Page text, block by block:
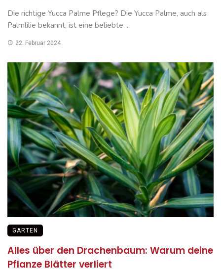
Die richtige Yucca Palme Pflege? Die Yucca Palme, auch als
Palmlilie bekannt, ist eine beliebte ...
22. Februar 2024
GARTEN
Alles über den Drachenbaum: Warum deine
Pflanze Blätter verliert